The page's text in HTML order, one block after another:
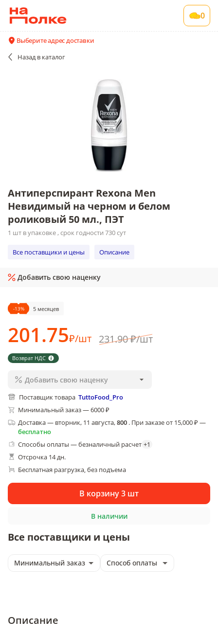
0
Выберите адрес доставки
Назад в каталог
Антиперспирант Rexona Men Невидимый на
черном и белом роликовый 50 мл., ПЭТ
Антиперспирант Rexona Men
Невидимый на черном и белом
роликовый 50 мл., ПЭТ
1 шт в упаковке , срок годности 730 сут
Все поставщики и цены Описание
Добавить свою наценку
-13% 5 месяцев
201.75₽/шт 231.90₽/шт
Возврат НДС
Добавить свою наценку
Поставщик товара TuttoFood_Pro
Минимальный заказ — 6000 ₽
Доставка— вторник, 11 августа,800 . При заказе от 15,000 ₽ —
бесплатно
Способы оплаты — безналичный расчет +1
Отсрочка 14 дн.
Бесплатная разгрузка, без подъема
В корзину 3 шт
В наличии
Все поставщики и цены
Минимальный заказ Способ оплаты
Описание